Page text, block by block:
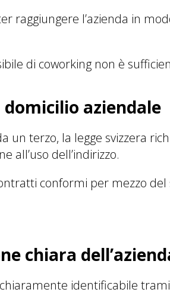
raggiungere l’azienda in
di coworking non è
aziendale
un terzo, la legge svizzera
all’uso dell’indirizzo.
conformi per mezzo del
chiara
chiaramente identificabile